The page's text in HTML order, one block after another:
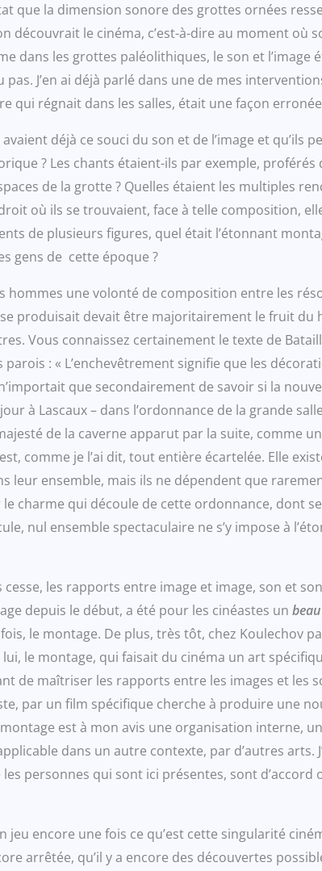
que la dimension sonore des grottes ornées
découvrait le cinéma, c’est-à-dire au moment où
dans les grottes paléolithiques, le son et
J’en ai déjà parlé dans une de mes
qui régnait dans les salles, était une façon
déjà ce souci du son et de l’image et qu’ils
? Les chants étaient-ils par exemple, proférés
de la grotte ? Quelles étaient les multiples
où ils se trouvaient, face à telle composition,
de plusieurs figures, quel était l’étonnant
gens de cette époque ?
hommes une volonté de composition entre les
produisait devait être majoritairement le fruit du
Vous connaissez certainement le texte de
: « L’enchevêtrement signifie que les
que secondairement de savoir si la
à Lascaux – dans l’ordonnance de la grande
de la caverne apparut par la suite, comme
comme je l’ai dit, tout entière écartelée. Elle
leur ensemble, mais ils ne dépendent que
charme qui découle de cette ordonnance, dont
nul ensemble spectaculaire ne s’y impose à
les rapports entre image et image, son et
depuis le début, a été pour les cinéastes un
le montage. De plus, très tôt, chez Koulechov
le montage, qui faisait du cinéma un art
de maîtriser les rapports entre les images et les
par un film spécifique cherche à produire une
est à mon avis une organisation interne,
dans un autre contexte, par d’autres arts.
personnes qui sont ici présentes, sont d’accord
jeu encore une fois ce qu’est cette singularité
arrêtée, qu’il y a encore des découvertes